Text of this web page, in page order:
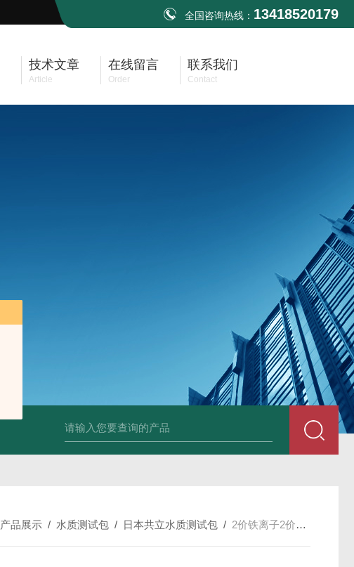
全国咨询热线： 13418520179
技术文章
Article
在线留言
Order
联系我们
Contact
韩国XRF-2020系列膜厚仪/测厚仪/X光机
产品展示 / 水质测试包 / 日本共立水质测试包 / 2价铁离子2价铁离子测试包